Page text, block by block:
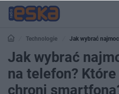
Technologie
Jak wybrać
najlepiej chroni smartfona?
Jak wybrać
na telefon?
chroni